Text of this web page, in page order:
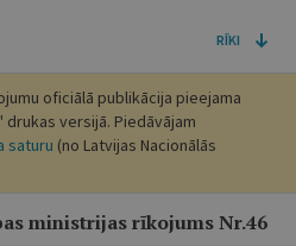
RĪKI
oficiālā publikācija pieejama
versijā. Piedāvājam
saturu (no Latvijas Nacionālās
ministrijas rīkojums Nr.46